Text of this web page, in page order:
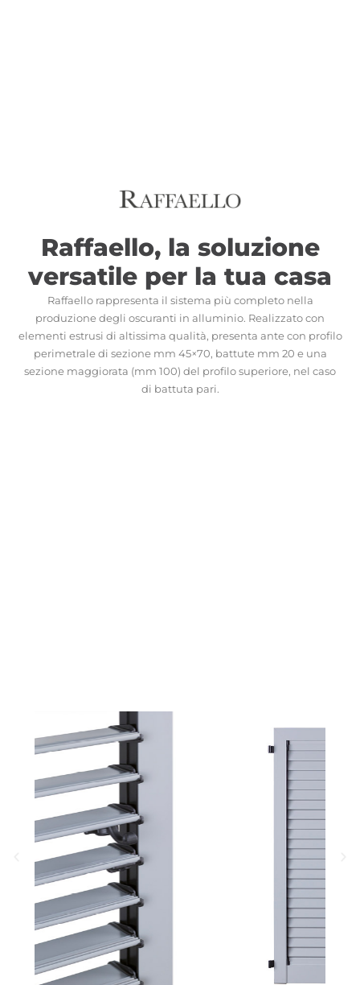
Raffaello, la soluzione
versatile per la tua casa
Raffaello rappresenta il sistema più completo nella
produzione degli oscuranti in alluminio. Realizzato con
elementi estrusi di altissima qualità, presenta ante con profilo
perimetrale di sezione mm 45×70, battute mm 20 e una
sezione maggiorata (mm 100) del profilo superiore, nel caso
di battuta pari.